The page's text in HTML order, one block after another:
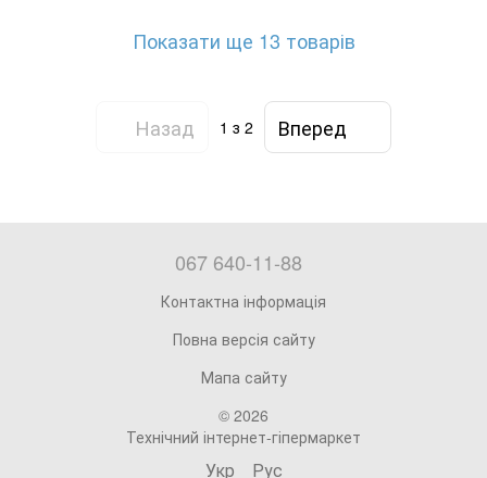
Показати ще 13 товарів
Назад 1 з 2 Вперед
067 640-11-88
Контактна інформація
Повна версія сайту
Мапа сайту
© 2026
Технічний інтернет-гіпермаркет
Укр Рус